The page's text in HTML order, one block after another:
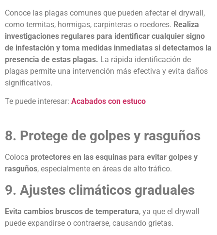
Conoce las plagas comunes que pueden afectar el drywall,
como termitas, hormigas, carpinteras o roedores. Realiza
investigaciones regulares para identificar cualquier signo
de infestación y toma medidas inmediatas si detectamos la
presencia de estas plagas. La rápida identificación de
plagas permite una intervención más efectiva y evita daños
significativos.
Te puede interesar: Acabados con estuco
8. Protege de golpes y rasguños
Coloca protectores en las esquinas para evitar golpes y
rasguños, especialmente en áreas de alto tráfico.
9. Ajustes climáticos graduales
Evita cambios bruscos de temperatura, ya que el drywall
puede expandirse o contraerse, causando grietas.